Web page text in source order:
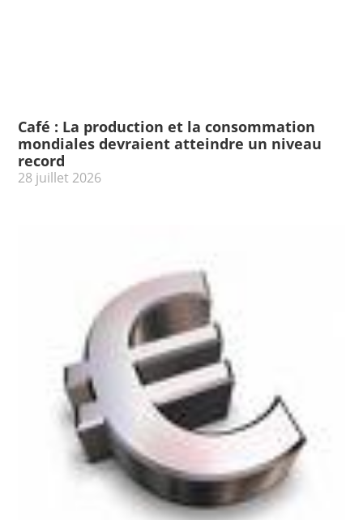
Café : La production et la consommation
mondiales devraient atteindre un niveau
record
28 juillet 2026